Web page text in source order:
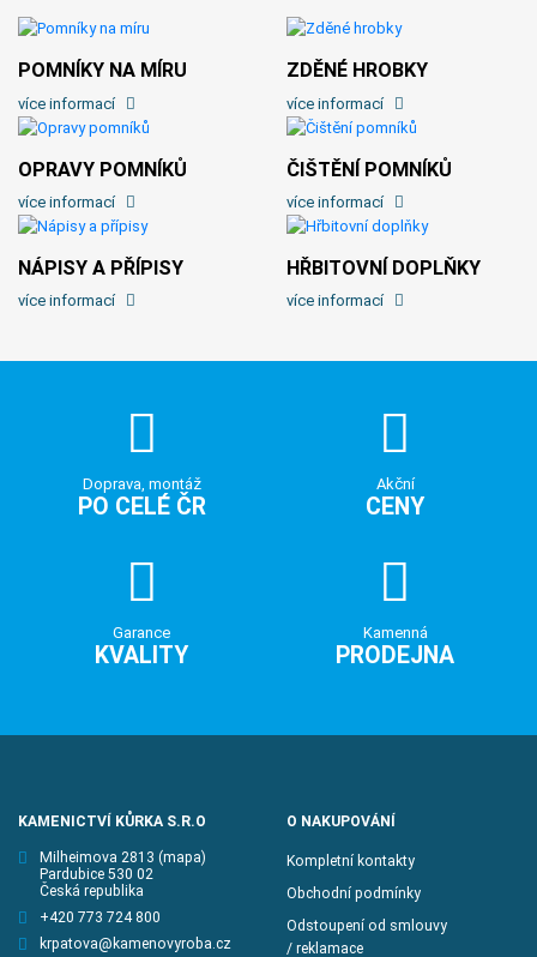
POMNÍKY NA MÍRU
více informací
ZDĚNÉ HROBKY
více informací
OPRAVY POMNÍKŮ
více informací
ČIŠTĚNÍ POMNÍKŮ
více informací
NÁPISY A PŘÍPISY
více informací
HŘBITOVNÍ DOPLŇKY
více informací
Doprava, montáž
PO CELÉ ČR
Akční
CENY
Garance
KVALITY
Kamenná
PRODEJNA
KAMENICTVÍ KŮRKA S.R.O
Milheimova 2813 (mapa)
Pardubice 530 02
Česká republika
+420 773 724 800
krpatova@kamenovyroba.cz
O NAKUPOVÁNÍ
Kompletní kontakty
Obchodní podmínky
Odstoupení od smlouvy
/ reklamace